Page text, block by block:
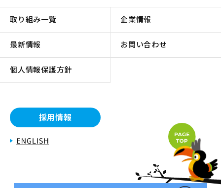
取り組み一覧 企業情報
最新情報 お問い合わせ
個人情報保護方針
採用情報